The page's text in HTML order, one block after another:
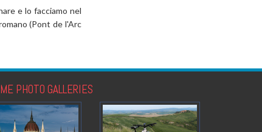
e lo facciamo nel
(Pont de l'Arc
PHOTO GALLERIES